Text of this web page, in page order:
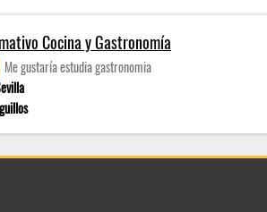
Cocina y Gastronomía
Me gustaría estudia gastronomia